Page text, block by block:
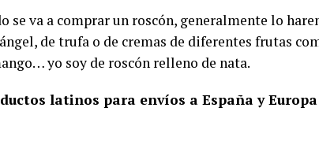
se va a comprar un roscón, generalmente lo
de trufa o de cremas de diferentes frutas
yo soy de roscón relleno de nata.
latinos para envíos a España y Europa